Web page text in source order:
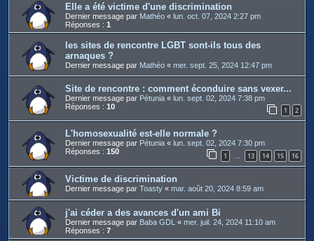
Elle a été victime d'une discrimination
Dernier message par Mathéo « lun. oct. 07, 2024 2:27 pm
Réponses : 1
les sites de rencontre LGBT sont-ils tous des
arnaques ?
Dernier message par Mathéo « mer. sept. 25, 2024 12:47 pm
Site de rencontre : comment éconduire sans vexer...
Dernier message par Pétunia « lun. sept. 02, 2024 7:38 pm
Réponses : 10 1 2
L'homosexualité est-elle normale ?
Dernier message par Pétunia « lun. sept. 02, 2024 7:30 pm
Réponses : 150 1 … 13 14 15 16
Victime de discrimination
Dernier message par Toasty « mar. août 20, 2024 8:59 am
j'ai céder a des avances d'un ami Bi
Dernier message par Baba GDL « mer. juil. 24, 2024 11:10 am
Réponses : 7